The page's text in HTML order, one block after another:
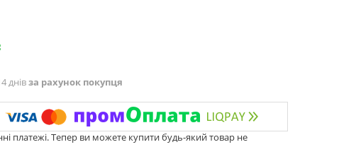
днівза рахунок покупця
платежі. Тепер ви можете купити будь-який товар не